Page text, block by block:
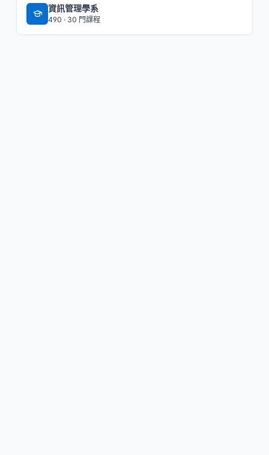
資訊管理學系
490 · 30 門課程